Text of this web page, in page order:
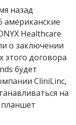
назад
американские
Healthcare
о заключении
этого договора
будет
CliniLinc,
на